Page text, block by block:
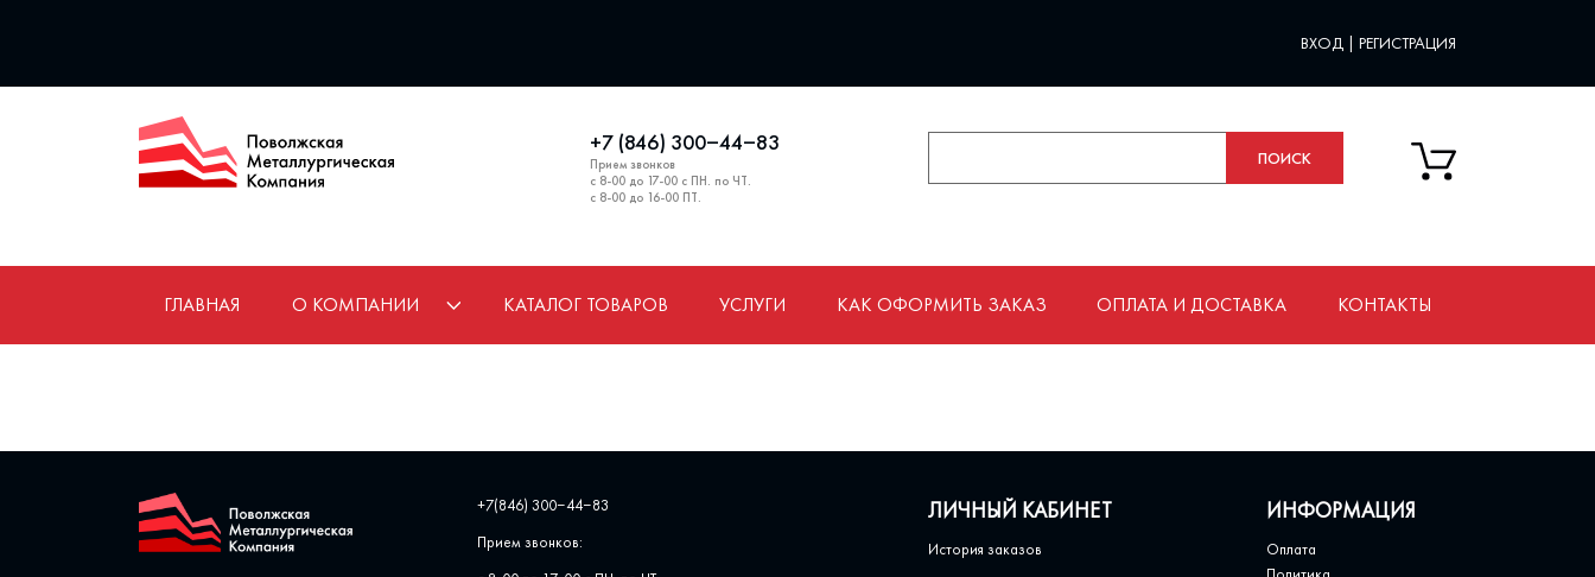
ВХОД | РЕГИСТРАЦИЯ
+7 (846) 300‒44‒83
Прием звонков
с 8-00 до 17-00 с ПН. по ЧТ.
с 8-00 до 16-00 ПТ.
ГЛАВНАЯ О КОМПАНИИ КАТАЛОГ ТОВАРОВ УСЛУГИ КАК ОФОРМИТЬ ЗАКАЗ ОПЛАТА И ДОСТАВКА КОНТАКТЫ
+7(846) 300‒44‒83
Прием звонков:
ЛИЧНЫЙ КАБИНЕТ
История заказов
ИНФОРМАЦИЯ
Оплата